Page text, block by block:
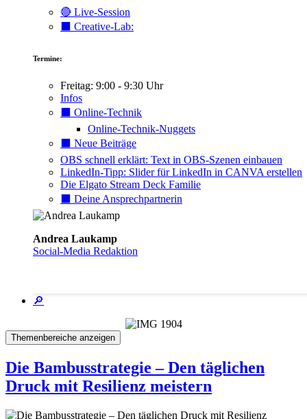
🔴 Live-Session
⬛️ Creative-Lab:
Termine:
Freitag: 9:00 - 9:30 Uhr
Infos
⬛️ Online-Technik
Online-Technik-Nuggets
⬛️ Neue Beiträge
OBS schnell erklärt: Text in OBS-Szenen einbauen
LinkedIn-Tipp: Slider für LinkedIn in CANVA erstellen
Die Elgato Stream Deck Familie
⬛️ Deine Ansprechpartnerin
Andrea Laukamp
Social-Media Redaktion
🔎
Themenbereiche anzeigen
Die Bambusstrategie – Den täglichen
Druck mit Resilienz meistern